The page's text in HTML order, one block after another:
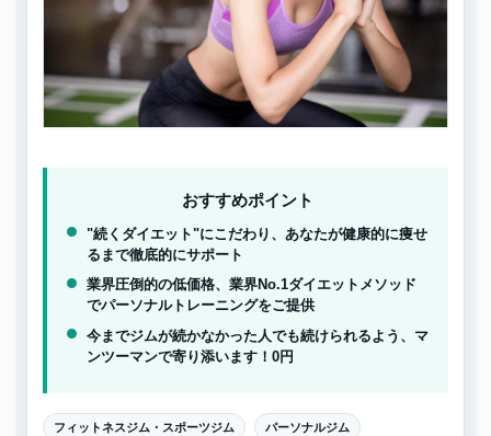
おすすめポイント
"続くダイエット"にこだわり、あなたが健康的に痩せ
るまで徹底的にサポート
業界圧倒的の低価格、業界No.1ダイエットメソッド
でパーソナルトレーニングをご提供
今までジムが続かなかった人でも続けられるよう、マ
ンツーマンで寄り添います！0円
フィットネスジム・スポーツジム パーソナルジム